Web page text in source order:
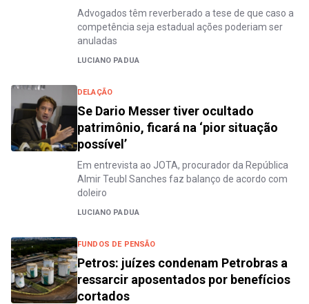
Advogados têm reverberado a tese de que caso a
competência seja estadual ações poderiam ser
anuladas
LUCIANO PADUA
DELAÇÃO
Se Dario Messer tiver ocultado
patrimônio, ficará na ‘pior situação
possível’
Em entrevista ao JOTA, procurador da República
Almir Teubl Sanches faz balanço de acordo com
doleiro
LUCIANO PADUA
FUNDOS DE PENSÃO
Petros: juízes condenam Petrobras a
ressarcir aposentados por benefícios
cortados